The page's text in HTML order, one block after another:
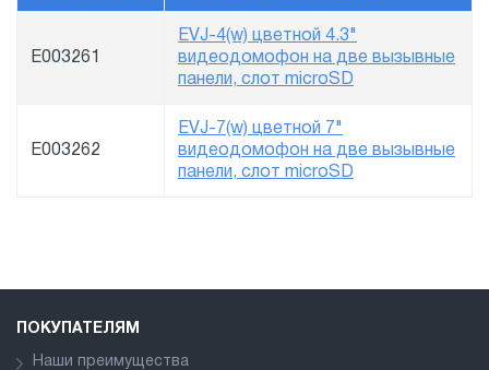
E003261
EVJ-4(w) цветной 4.3"
видеодомофон на две вызывные
панели, слот microSD
E003262
EVJ-7(w) цветной 7"
видеодомофон на две вызывные
панели, слот microSD
ПОКУПАТЕЛЯМ
Наши преимущества